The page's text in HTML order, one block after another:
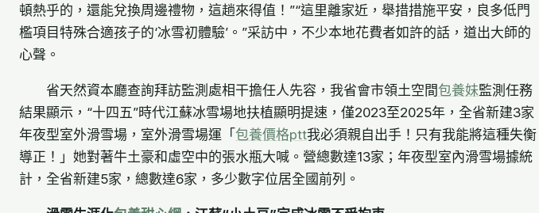
頓熱乎的，還能兌換周邊禮物，這趟來得值！”“這里離家近，舉措措施平安，良多低門
檻項目特殊合適孩子的‘冰雪初體驗’。”采訪中，不少本地花費者如許的話，道出大師的
心聲。
省天然資本廳查詢拜訪監測處相干擔任人先容，我省會市領土空間包養妹監測任務
結果顯示，“十四五”時代江蘇冰雪場地扶植顯明提速，僅2023至2025年，全省新建3家
年夜型室外滑雪場，室外滑雪場運「 包養價格ptt我必須親自出手！只有我能將這種失衡
導正！」她對著牛土豪和虛空中的張水瓶大喊。營總數達13家；年夜型室內滑雪場據統
計，全省新建5家，總數達6家，多少數字位居全國前列。